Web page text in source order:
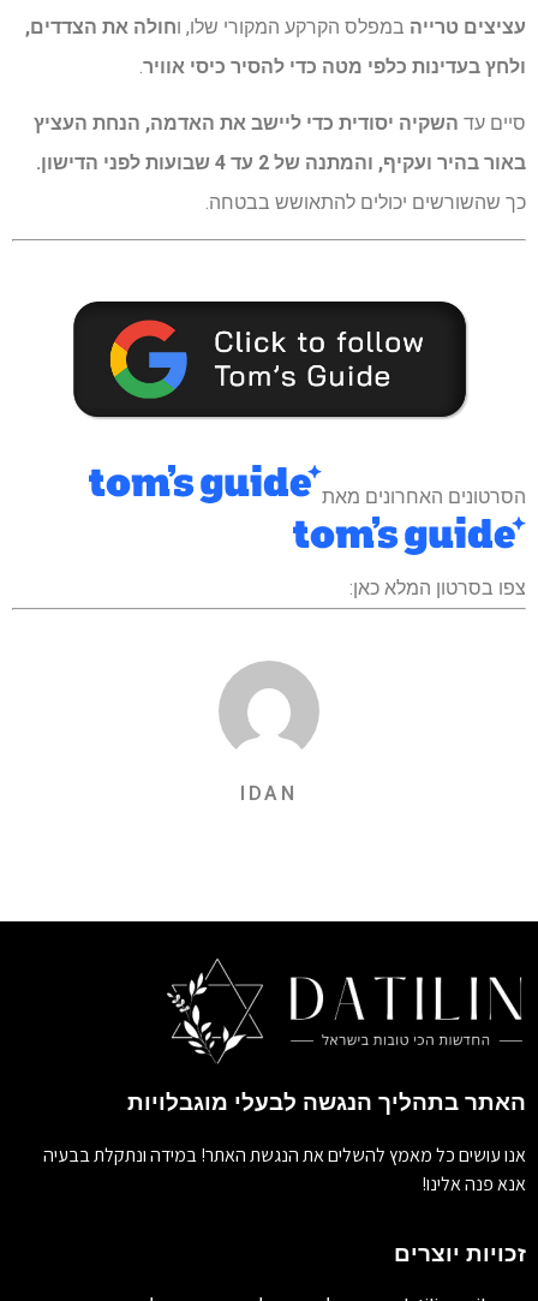
עציצים טרייה במפלס הקרקע המקורי שלו, וחולה את הצדדים,
ולחץ בעדינות כלפי מטה כדי להסיר כיסי אוויר
סיים עד השקיה יסודית כדי ליישב את האדמה, הנחת העציץ
באור בהיר ועקיף, והמתנה של 2 עד 4 שבועות לפני הדישון.
כך שהשורשים יכולים להתאושש בבטחה.
הסרטונים האחרונים מאת
צפו בסרטון המלא כאן:
IDAN
האתר בתהליך הנגשה לבעלי מוגבלויות
אנו עושים כל מאמץ להשלים את הנגשת האתר! במידה ונתקלת בבעיה
אנא פנה אלינו!
זכויות יוצרים